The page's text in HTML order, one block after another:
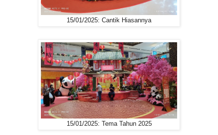
15/01/2025: Cantik Hiasannya
15/01/2025: Tema Tahun 2025